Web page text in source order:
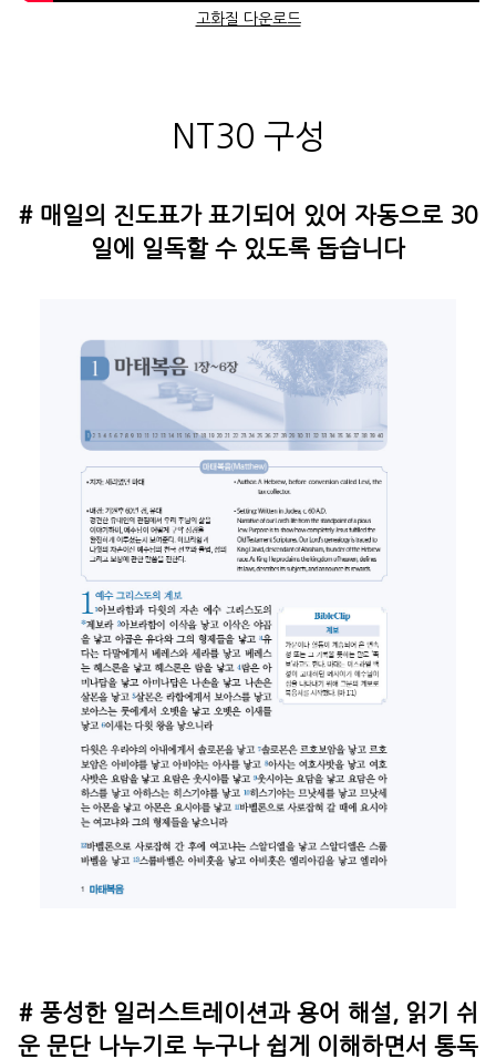
고화질 다운로드
NT30 구성
# 매일의 진도표가 표기되어 있어 자동으로 30
일에 일독할 수 있도록 돕습니다
# 풍성한 일러스트레이션과 용어 해설, 읽기 쉬
운 문단 나누기로 누구나 쉽게 이해하면서 통독